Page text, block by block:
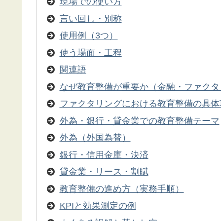
言い回し・別称
使用例（3つ）
使う場面・工程
関連語
なぜ教育整備が重要か（金融・ファクタ
ファクタリングにおける教育整備の具体
外為・銀行・貸金業での教育整備テーマ
外為（外国為替）
銀行・信用金庫・決済
貸金業・リース・割賦
教育整備の進め方（実務手順）
KPIと効果測定の例